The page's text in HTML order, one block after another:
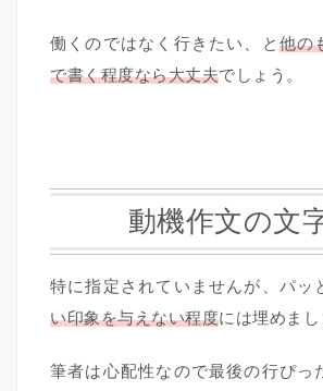
働くのではなく行きたい、と 他の
で書く程度なら大丈夫でしょう。
動機作文の文
特に指定されていませんが、パッ
い印象を与えない程度には埋めまし
筆者は心配性なので最後の行ぴっ